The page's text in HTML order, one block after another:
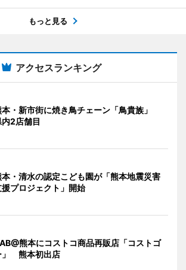
もっと見る
アクセスランキング
本・新市街に焼き鳥チェーン「鳥貴族」
内2店舗目
本・清水の認定こども園が「熊本地震災害
援プロジェクト」開始
熊本にコストコ商品再販店「コストゴ
」 熊本初出店